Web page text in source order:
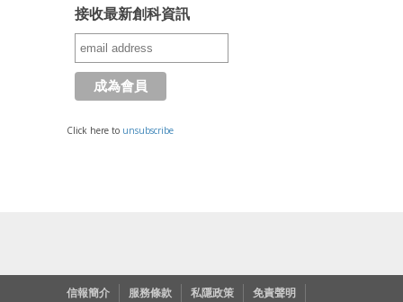
接收最新創科資訊
Click here to unsubscribe
信報簡介 服務條款 私隱政策
免責聲明